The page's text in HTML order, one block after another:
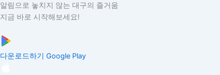
알림으로 놓치지 않는 대구의 즐거움
지금 바로 시작해보세요!
다운로드하기 Google Play